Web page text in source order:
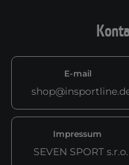
E-mail
Impressum
SEVEN SPORT s.r.o.